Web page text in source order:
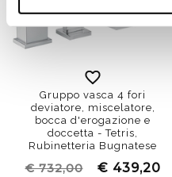
Gruppo vasca 4 fori
deviatore, miscelatore,
bocca d'erogazione e
doccetta - Tetris,
Rubinetteria Bugnatese
€ 732,00 € 439,20